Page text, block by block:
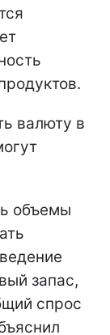
валюту в
объемы
запас,
спрос